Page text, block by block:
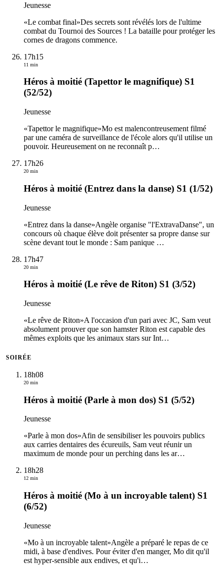
Jeunesse
«Le combat final»Des secrets sont révélés lors de l'ultime
combat du Tournoi des Sources ! La bataille pour protéger les
cornes de dragons commence.
17h15
11 min
Héros à moitié (Tapettor le magnifique) S1
(52/52)
Jeunesse
«Tapettor le magnifique»Mo est malencontreusement filmé
par une caméra de surveillance de l'école alors qu'il utilise un
pouvoir. Heureusement on ne reconnaît p…
17h26
20 min
Héros à moitié (Entrez dans la danse) S1 (1/52)
Jeunesse
«Entrez dans la danse»Angèle organise "l'ExtravaDanse", un
concours où chaque élève doit présenter sa propre danse sur
scène devant tout le monde : Sam panique …
17h47
20 min
Héros à moitié (Le rêve de Riton) S1 (3/52)
Jeunesse
«Le rêve de Riton»A l'occasion d'un pari avec JC, Sam veut
absolument prouver que son hamster Riton est capable des
mêmes exploits que les animaux stars sur Int…
SOIRÉE
18h08
20 min
Héros à moitié (Parle à mon dos) S1 (5/52)
Jeunesse
«Parle à mon dos»Afin de sensibiliser les pouvoirs publics
aux carries dentaires des écureuils, Sam veut réunir un
maximum de monde pour un perching dans les ar…
18h28
12 min
Héros à moitié (Mo à un incroyable talent) S1
(6/52)
Jeunesse
«Mo à un incroyable talent»Angèle a préparé le repas de ce
midi, à base d'endives. Pour éviter d'en manger, Mo dit qu'il
est hyper-sensible aux endives, et qu'i…